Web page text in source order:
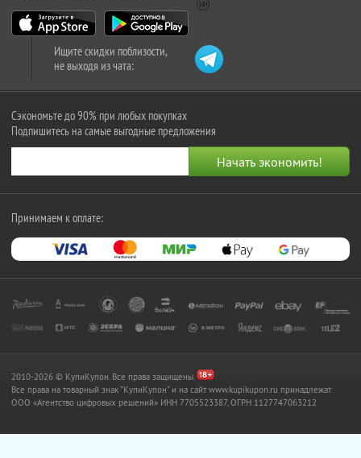
Ищите скидки поблизости,
не выходя из чата:
Сэкономьте до 90% при любых покупках
Подпишитесь на самые выгодные предложения
Принимаем к оплате:
2010-2026 © КупиКупон. Все права защищены.
Все права на товарный знак "КупиКупон" и на сайт www.kupikupon.ru принадлежат
OOO «Агентство цифровых решений» ИНН 7705523387, ОГРН 1127747063212